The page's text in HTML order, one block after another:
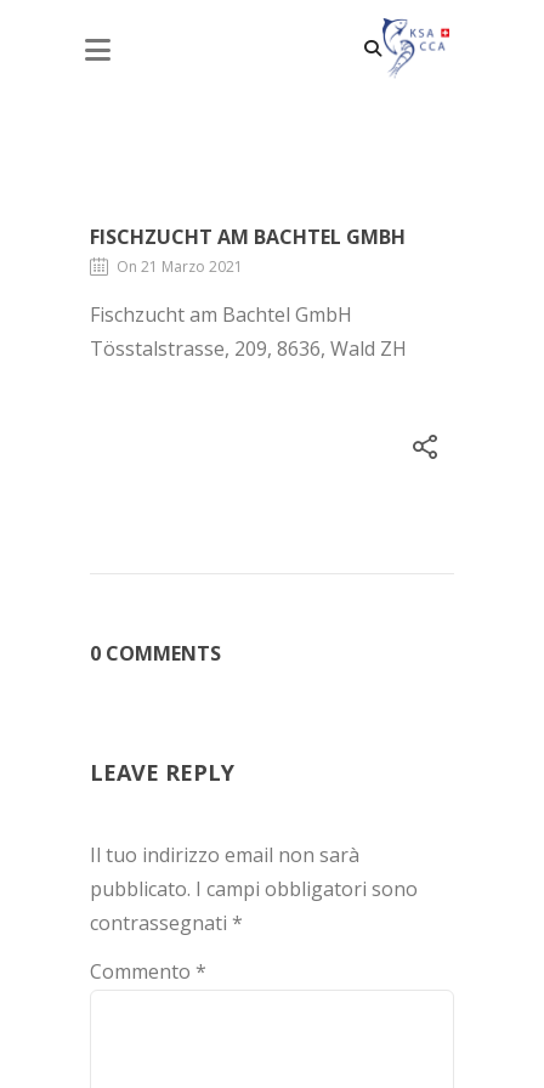
FISCHZUCHT AM BACHTEL GMBH
FISCHZUCHT AM BACHTEL GMBH
On 21 Marzo 2021
Fischzucht am Bachtel GmbH
Tösstalstrasse, 209, 8636, Wald ZH
0 COMMENTS
LEAVE REPLY
Il tuo indirizzo email non sarà
pubblicato. I campi obbligatori sono
contrassegnati *
Commento *